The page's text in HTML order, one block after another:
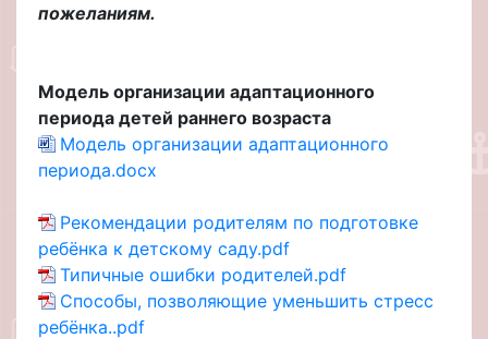
пожеланиям.
Модель организации адаптационного
периода детей раннего возраста
Модель организации адаптационного
периода.docx
Рекомендации родителям по подготовке
ребёнка к детскому саду.pdf
Типичные ошибки родителей.pdf
Способы, позволяющие уменьшить стресс
ребёнка..pdf